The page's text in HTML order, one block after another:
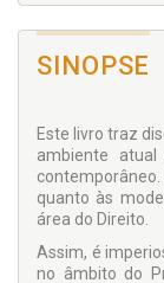
SINOPSE
Este livro traz
ambiente
quanto às
área do Direito.
Assim, é
no âmbito do